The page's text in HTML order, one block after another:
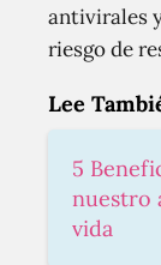
antivirales
riesgo de
Lee
5
nuestro
vida